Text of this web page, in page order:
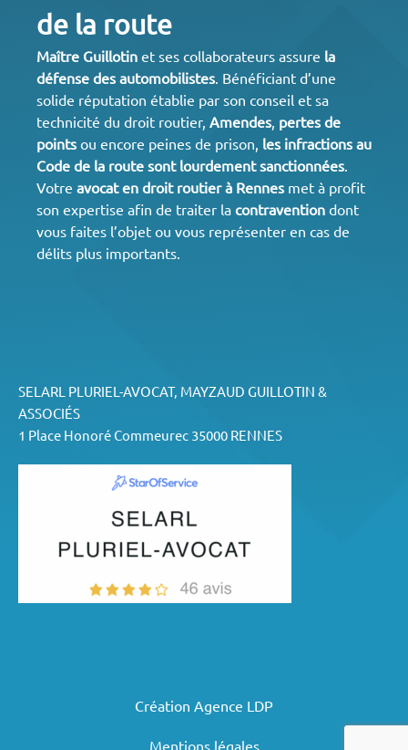
de la route
Maître Guillotin et ses collaborateurs assure la
défense des automobilistes . Bénéficiant d’une
solide réputation établie par son conseil et sa
technicité du droit routier, Amendes pertes de
points ou encore peines de prison, les infractions au
Code de la route sont lourdement sanctionnées
Votre avocat en droit routier à Rennes met à profit
son expertise afin de traiter la contravention dont
vous faites l’objet ou vous représenter en cas de
délits plus importants.
SELARL PLURIEL-AVOCAT, MAYZAUD GUILLOTIN &
ASSOCIÉS
1 Place Honoré Commeurec 35000 RENNES
Création Agence LDP
Mentions légales